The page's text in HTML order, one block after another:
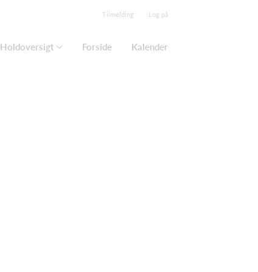
Tilmelding Log på
Holdoversigt Forside Kalender